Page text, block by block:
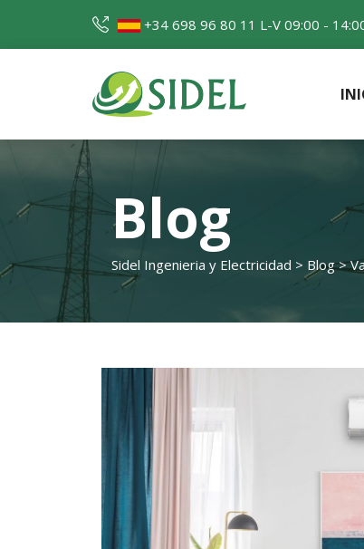
+34 698 96 80 11 L-V 09:00 -
Sidel
Blog
Sidel Ingenieria y Electricidad > Blog>